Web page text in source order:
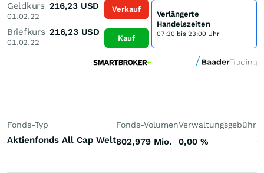
Geldkurs
01.02.22
216,23 USD
Briefkurs
01.02.22
216,23 USD
Verkauf
Kauf
Verlängerte
Handelszeiten
07:30 bis 23:00 Uhr
Fonds-Typ
Aktienfonds All Cap Welt
Fonds-Volumen
802,979 Mio.
Verwaltungsgebühr
0,00 %